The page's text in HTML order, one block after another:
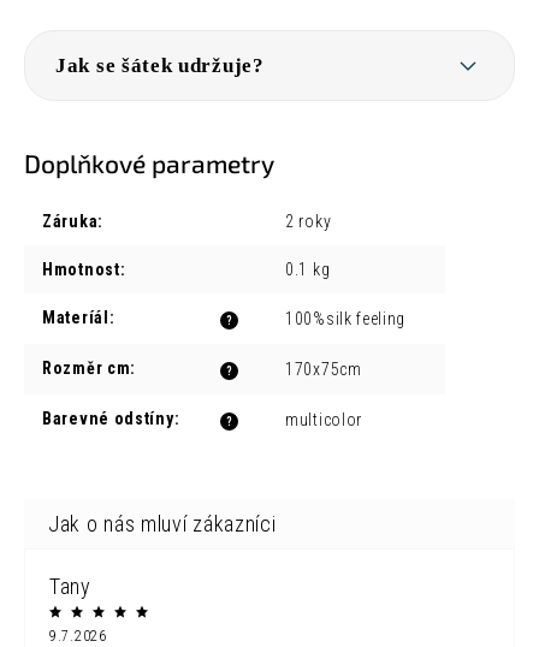
Jak se šátek udržuje?
Doplňkové parametry
Záruka: 2 roky
Hmotnost: 0.1 kg
?
Materíál : 100%silk feeling
?
Rozměr cm: 170x75cm
?
Barevné odstíny: multicolor
Tany
9.7.2026